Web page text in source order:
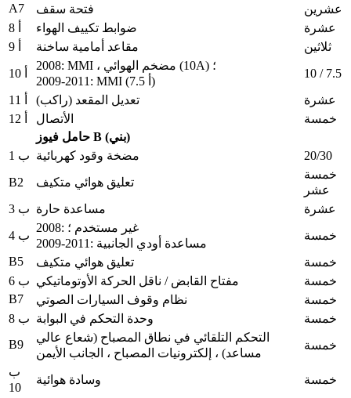
A7
فتحة سقف
عشرين
ضوابط تكييف الهواء
عشرة
مقاعد أمامية ساخنة
ثلاثين
2008: MMI ، مضخم الهوائي (10A) ؛
2009-2011: MMI (7.5 أ)
10 / 7.5
تعديل المقعد (راكب)
عشرة
الأتصال
خمسة
حامل فيوز B (بني)
ب 1 مضخة وقود كهربائية
20/30
B2
تعليق هوائي متكيف
خمسة
عشر
ب 3 مساعدة حارة
عشرة
ب 4
2008: غير مستخدم ؛
2009-2011: مساعدة أودي الجانبية
خمسة
B5
تعليق هوائي متكيف
خمسة
ب 6 مفتاح القابض / ناقل الحركة الأوتوماتيكي
خمسة
B7
نظام وقوف السيارات الصوتي
خمسة
ب 8 وحدة التحكم في البوابة
خمسة
B9
التحكم التلقائي في نطاق المصباح (شعاع عالي
مساعد) ، إلكترونيات المصباح ، الجانب الأيمن
خمسة
ب
10
وسادة هوائية
خمسة